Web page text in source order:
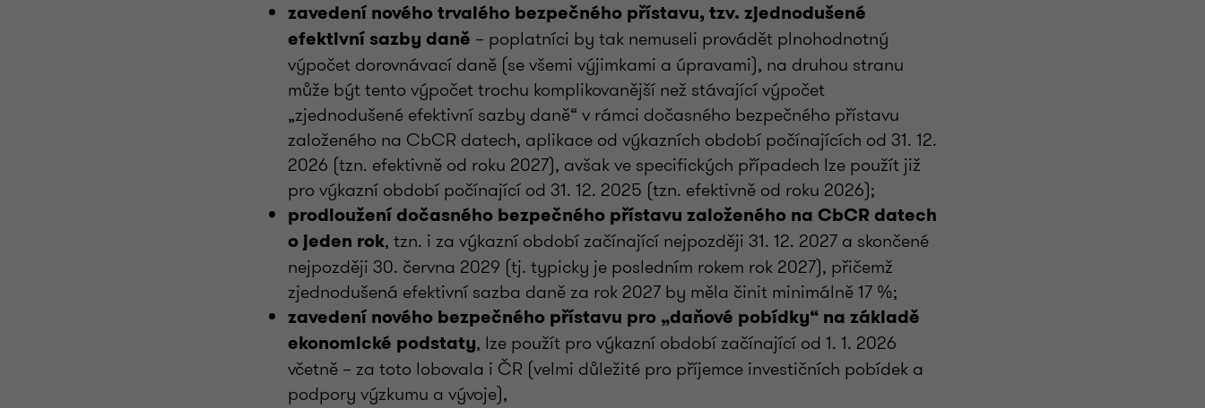
zavedení nového trvalého bezpečného přístavu, tzv. zjednodušené
efektivní sazby daně – poplatníci by tak nemuseli provádět plnohodnotný
výpočet dorovnávací daně (se všemi výjimkami a úpravami), na druhou stranu
může být tento výpočet trochu komplikovanější než stávající výpočet
„zjednodušené efektivní sazby daně“ v rámci dočasného bezpečného přístavu
založeného na CbCR datech, aplikace od výkazních období počínajících od 31. 12.
2026 (tzn. efektivně od roku 2027), avšak ve specifických případech lze použít již
pro výkazní období počínající od 31. 12. 2025 (tzn. efektivně od roku 2026);
prodloužení dočasného bezpečného přístavu založeného na CbCR datech
o jeden rok, tzn. i za výkazní období začínající nejpozději 31. 12. 2027 a skončené
nejpozději 30. června 2029 (tj. typicky je posledním rokem rok 2027), přičemž
zjednodušená efektivní sazba daně za rok 2027 by měla činit minimálně 17 %;
zavedení nového bezpečného přístavu pro „daňové pobídky“ na základě
ekonomické podstaty, lze použít pro výkazní období začínající od 1. 1. 2026
včetně – za toto lobovala i ČR (velmi důležité pro příjemce investičních pobídek a
podpory výzkumu a vývoje),